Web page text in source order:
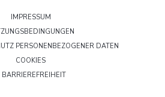
IMPRESSUM((ÖFFNET EIN NEUES FENSTER))
PERSONENBEZOGENER DATEN
COOKIES((ÖFFNET EIN NEUES FENSTER))
BARRIEREFREIHEIT((ÖFFNET EIN NEUES